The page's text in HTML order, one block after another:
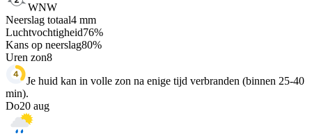
WNW
Neerslag totaal4 mm
Luchtvochtigheid76%
Kans op neerslag80%
Uren zon8
Je huid kan in volle zon na enige tijd verbranden (binnen 25-40
min).
Do20 aug